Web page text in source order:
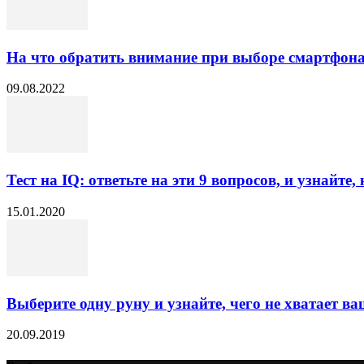
На что обратить внимание при выборе
09.08.2022
Тест на IQ: ответьте на эти 9 вопросов, и узнайте,
15.01.2020
Выберите одну руну и узнайте, чего не хватает
20.09.2019